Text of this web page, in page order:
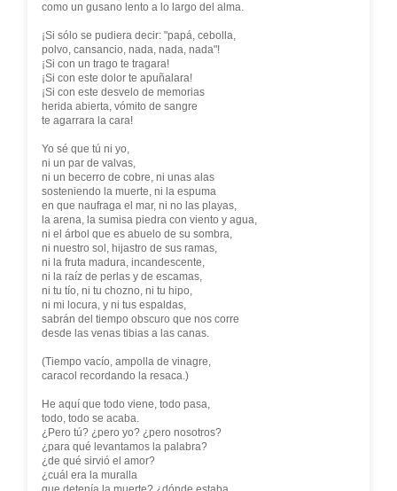
como un gusano lento a lo largo del alma.
¡Si sólo se pudiera decir: "papá, cebolla,
polvo, cansancio, nada, nada, nada"!
¡Si con un trago te tragara!
¡Si con este dolor te apuñalara!
¡Si con este desvelo de memorias
herida abierta, vómito de sangre
te agarrara la cara!
Yo sé que tú ni yo,
ni un par de valvas,
ni un becerro de cobre, ni unas alas
sosteniendo la muerte, ni la espuma
en que naufraga el mar, ni no las playas,
la arena, la sumisa piedra con viento y agua,
ni el árbol que es abuelo de su sombra,
ni nuestro sol, hijastro de sus ramas,
ni la fruta madura, incandescente,
ni la raíz de perlas y de escamas,
ni tu tío, ni tu chozno, ni tu hipo,
ni mi locura, y ni tus espaldas,
sabrán del tiempo obscuro que nos corre
desde las venas tibias a las canas.
(Tiempo vacío, ampolla de vinagre,
caracol recordando la resaca.)
He aquí que todo viene, todo pasa,
todo, todo se acaba.
¿Pero tú? ¿pero yo? ¿pero nosotros?
¿para qué levantamos la palabra?
¿de qué sirvió el amor?
¿cuál era la muralla